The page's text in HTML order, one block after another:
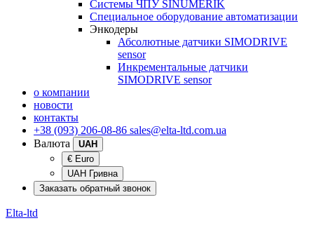
Системы ЧПУ SINUMERIK
Специальное оборудование автоматизации
Энкодеры
Абсолютные датчики SIMODRIVE
sensor
Инкрементальные датчики
SIMODRIVE sensor
о компании
новости
контакты
+38 (093) 206-08-86 sales@elta-ltd.com.ua
Валюта
UAH
€ Euro
UAH Гривна
Заказать обратный звонок
Elta-ltd